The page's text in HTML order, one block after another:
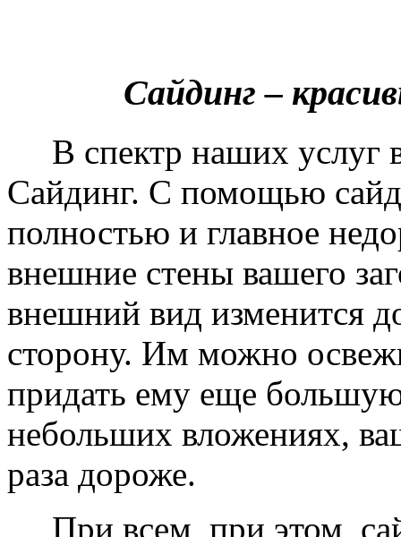
Сайдинг –
В спектр наших услуг
Сайдинг. С помощью
полностью и главное
внешние стены вашего
внешний вид изменится
сторону. Им можно
придать ему еще
небольших вложениях,
раза дороже.
При всем, при этом,